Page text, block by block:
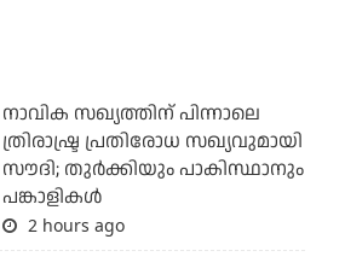
നാവിക സഖ്യത്തിന് പിന്നാലെ
ത്രിരാഷ്ട്ര പ്രതിരോധ സഖ്യവുമായി
സൗദി; തുര്‍ക്കിയും പാകിസ്ഥാനും
പങ്കാളികള്‍
2 hours ago